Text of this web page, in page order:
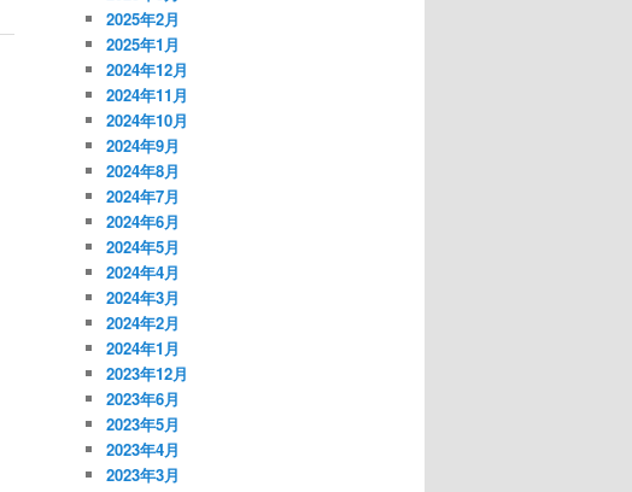
2025年2月
2025年1月
2024年12月
2024年11月
2024年10月
2024年9月
2024年8月
2024年7月
2024年6月
2024年5月
2024年4月
2024年3月
2024年2月
2024年1月
2023年12月
2023年6月
2023年5月
2023年4月
2023年3月